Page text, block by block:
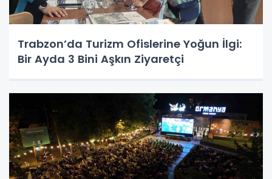
Trabzon’da Turizm Ofislerine Yoğun İlgi:
Bir Ayda 3 Bini Aşkın Ziyaretçi